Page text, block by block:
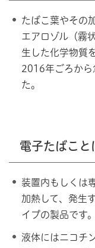
たばこ葉やその
エアロゾル（霧
生した化学物質
2016年ごろから
た
電子たばこと
装置内もしくは
加熱して、発生
イプの製品です。
液体にはニコチ